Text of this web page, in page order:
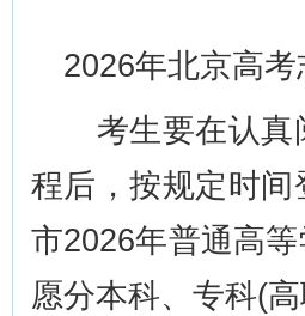
2026年北京高考
考生要在认真
程后，按规定时
市2026年普通高
愿分本科、专科(